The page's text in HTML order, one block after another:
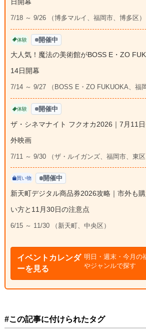
7/18 ～ 9/26 （博多マルイ、福岡市、博多区）
体験 開催中
大人気！魔法の美術館がBOSS E・ZO
14日開幕
7/14 ～ 9/27 （BOSS E・ZO FUKUOKA、福
体験 開催中
ザ・シネマナイト フクオカ2026｜7月11
外映画
7/11 ～ 9/30 （ザ・ルイガンズ、福岡市、東区
買い物 開催中
新天町デジタル商品券2026攻略｜市外も
い方と11月30日の注意点
6/15 ～ 11/30 （新天町、中央区）
イベントカレンダ
ーを見る
明日・週末・今月の
やジャンルで探す
#この記事に付けられたタグ